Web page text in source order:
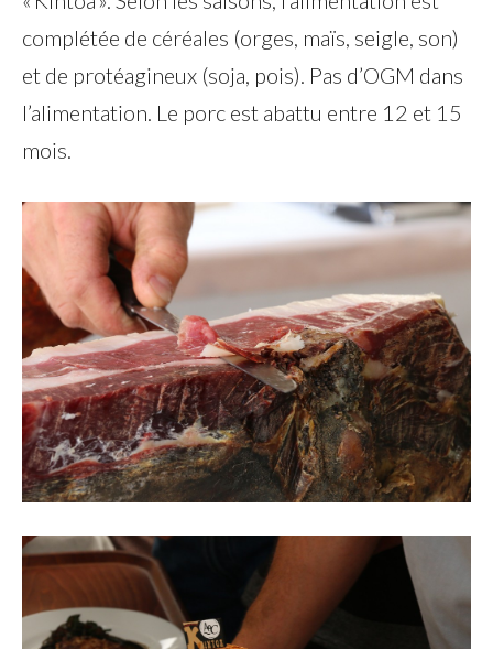
complétée de céréales (orges, maïs, seigle, son)
et de protéagineux (soja, pois). Pas d’OGM dans
l’alimentation. Le porc est abattu entre 12 et 15
mois.